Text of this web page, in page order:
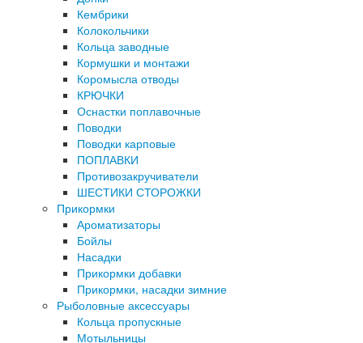
Кембрики
Колокольчики
Кольца заводные
Кормушки и монтажи
Коромысла отводы
КРЮЧКИ
Оснастки поплавочные
Поводки
Поводки карповые
ПОПЛАВКИ
Противозакручиватели
ШЕСТИКИ СТОРОЖКИ
Прикормки
Ароматизаторы
Бойлы
Насадки
Прикормки добавки
Прикормки, насадки зимние
Рыболовные аксессуары
Кольца пропускные
Мотыльницы